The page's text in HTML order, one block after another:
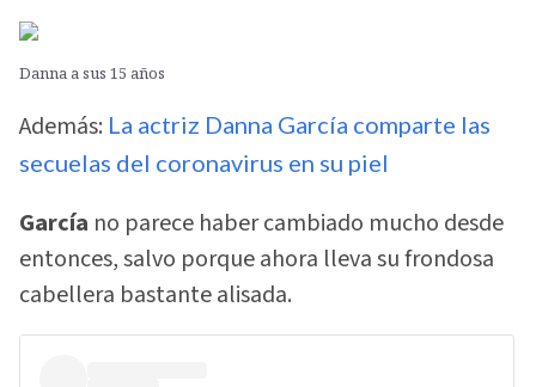
Danna a sus 15 años
Además: La actriz Danna García comparte las
secuelas del coronavirus en su piel
García no parece haber cambiado mucho desde
entonces, salvo porque ahora lleva su frondosa
cabellera bastante alisada.